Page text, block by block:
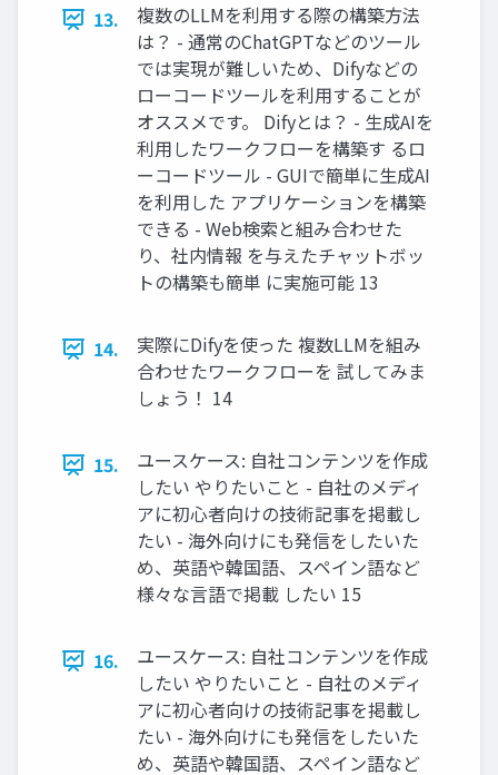
13.
複数のLLMを利⽤する際の構築⽅法
は？ - 通常のChatGPTなどのツール
では実現が難しいため、Difyなどの
ローコードツールを利用することが
オススメです。 Difyとは？ - ⽣成AIを
利⽤したワークフローを構築す るロ
ーコードツール - GUIで簡単に⽣成AI
を利⽤した アプリケーションを構築
できる - Web検索と組み合わせた
り、社内情報 を与えたチャットボッ
トの構築も簡単 に実施可能 13
14.
実際にDifyを使った 複数LLMを組み
合わせたワークフローを 試してみま
しょう！ 14
15.
ユースケース: ⾃社コンテンツを作成
したい やりたいこと - 自社のメディ
アに初心者向けの技術記事を掲載し
たい - 海外向けにも発信をしたいた
め、英語や韓国語、スペイン語など
様々な言語で掲載 したい 15
16.
ユースケース: ⾃社コンテンツを作成
したい やりたいこと - 自社のメディ
アに初心者向けの技術記事を掲載し
たい - 海外向けにも発信をしたいた
め、英語や韓国語、スペイン語など